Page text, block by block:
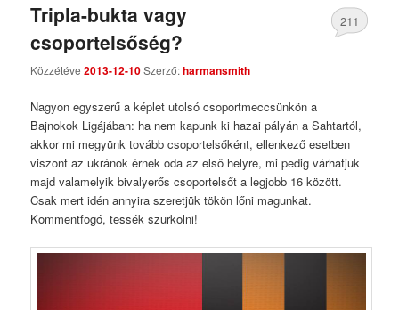
Tripla-bukta vagy
csoportelsőség?
Közzétéve2013-12-10Szerző:harmansmith
211
Nagyon egyszerű a képlet utolsó csoportmeccsünkön a
Bajnokok Ligájában: ha nem kapunk ki hazai pályán a Sahtartól,
akkor mi megyünk tovább csoportelsőként, ellenkező esetben
viszont az ukránok érnek oda az első helyre, mi pedig várhatjuk
majd valamelyik bivalyerős csoportelsőt a legjobb 16 között.
Csak mert idén annyira szeretjük tökön lőni magunkat.
Kommentfogó, tessék szurkolni!